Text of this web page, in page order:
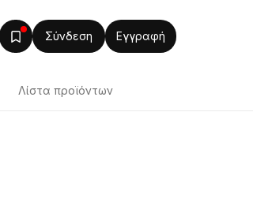
Σύνδεση Εγγραφή
Λίστα προϊόντων